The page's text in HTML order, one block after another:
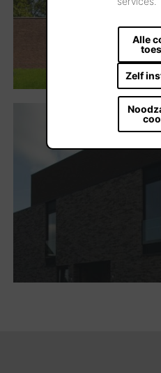
Alle
Zelf